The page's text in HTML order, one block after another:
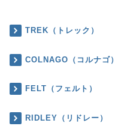
TREK（トレック）
COLNAGO（コルナゴ）
FELT（フェルト）
RIDLEY（リドレー）